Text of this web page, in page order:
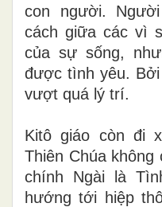
con người.
cách giữa các vì
của sự sống,
được tình yêu.
vượt quá lý trí.
Kitô giáo còn đi
Thiên Chúa không
chính Ngài là
hướng tới hiệp